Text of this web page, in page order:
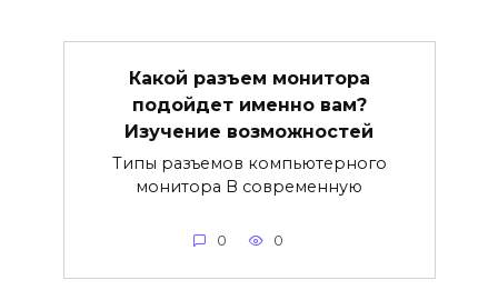
Какой разъем монитора
подойдет именно вам?
Изучение возможностей
Типы разъемов компьютерного
монитора В современную
0 0